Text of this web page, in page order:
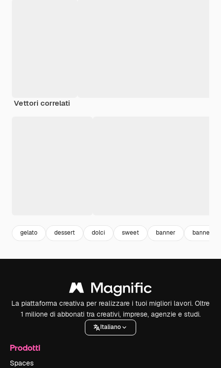
Vettori correlati
gelato dessert dolci sweet banner banner
La piattaforma creativa per realizzare i tuoi migliori lavori. Oltre
1 milione di abbonati tra creativi, imprese, agenzie e studi.
Italiano
Prodotti
Spaces